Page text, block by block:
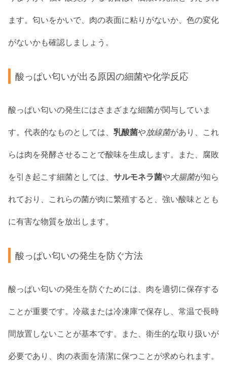
ます。匂いをかいで、肉の表面に粘りがないか、色の変化
がないかも確認しましょう。
酸っぱい匂いが出る原因の細菌や化学反応
酸っぱい匂いの発生にはさまざまな細菌が関与していま
す。代表的なものとしては、 乳酸菌や放線菌があり、これ
らは肉を発酵させることで酸味を生成します。また、腐敗
を引き起こす細菌としては、 サルモネラ菌や大腸菌が知ら
れており、これらの菌が肉に繁殖すると、強い酸味ととも
に有害な物質を放出します。
酸っぱい匂いの発生を防ぐ方法
酸っぱい匂いの発生を防ぐためには、肉を適切に保存する
ことが重要です。冷蔵または冷凍庫で保存し、常温で長時
間放置しないことが基本です。また、衛生的な取り扱いが
必要であり、肉の表面を清潔に保つことが求められます。